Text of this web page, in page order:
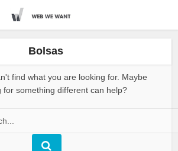
Bolsas
find what you are looking for. Maybe
for something different can help?